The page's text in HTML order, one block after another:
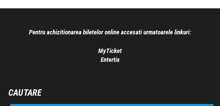
Pentru achizitionarea biletelor online accesati urmatoarele linkuri:
MyTicket
Entertix
CAUTARE